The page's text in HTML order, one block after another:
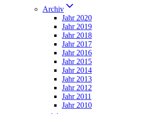
Archiv
Jahr 2020
Jahr 2019
Jahr 2018
Jahr 2017
Jahr 2016
Jahr 2015
Jahr 2014
Jahr 2013
Jahr 2012
Jahr 2011
Jahr 2010